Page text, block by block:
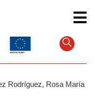
Rodríguez, Rosa María